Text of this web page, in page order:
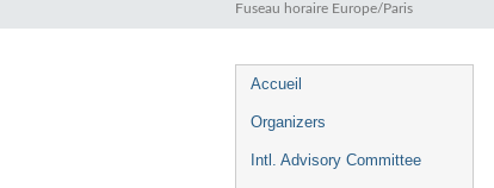
Fuseau horaire Europe/Paris
Menu
de
Accueil
Organizers
Intl. Advisory Committee